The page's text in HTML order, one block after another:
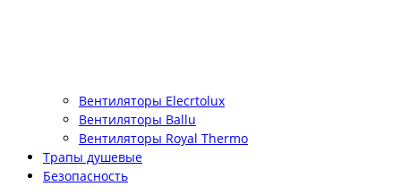
Вентиляторы Elecrtolux
Вентиляторы Ballu
Вентиляторы Royal Thermo
Трапы душевые
Безопасность